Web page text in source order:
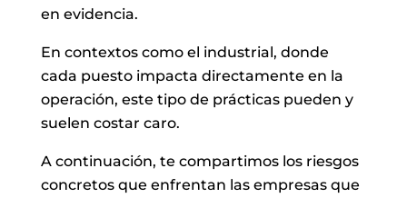
en evidencia.
En contextos como el industrial, donde
cada puesto impacta directamente en la
operación, este tipo de prácticas pueden y
suelen costar caro.
A continuación, te compartimos los riesgos
concretos que enfrentan las empresas que